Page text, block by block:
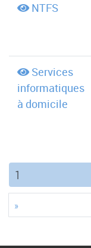
NTFS
Services
informatiques
à domicile
1
»